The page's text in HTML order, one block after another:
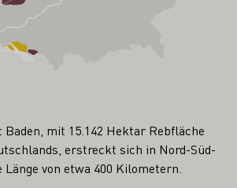
Baden, mit 15.142 Hektar Rebfläche
erstreckt sich in Nord-Süd-
von etwa 400 Kilometern.